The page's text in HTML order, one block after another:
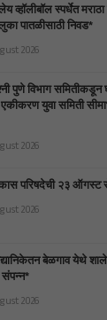
व्हॉलीबॉल स्पर्धेत
पातळीसाठी निवड*
2026
पुणे विभाग
एकीकरण युवा समिती
2026
परिषदेची २३ ऑगस्ट
2026
बेळगाव येथे
2026